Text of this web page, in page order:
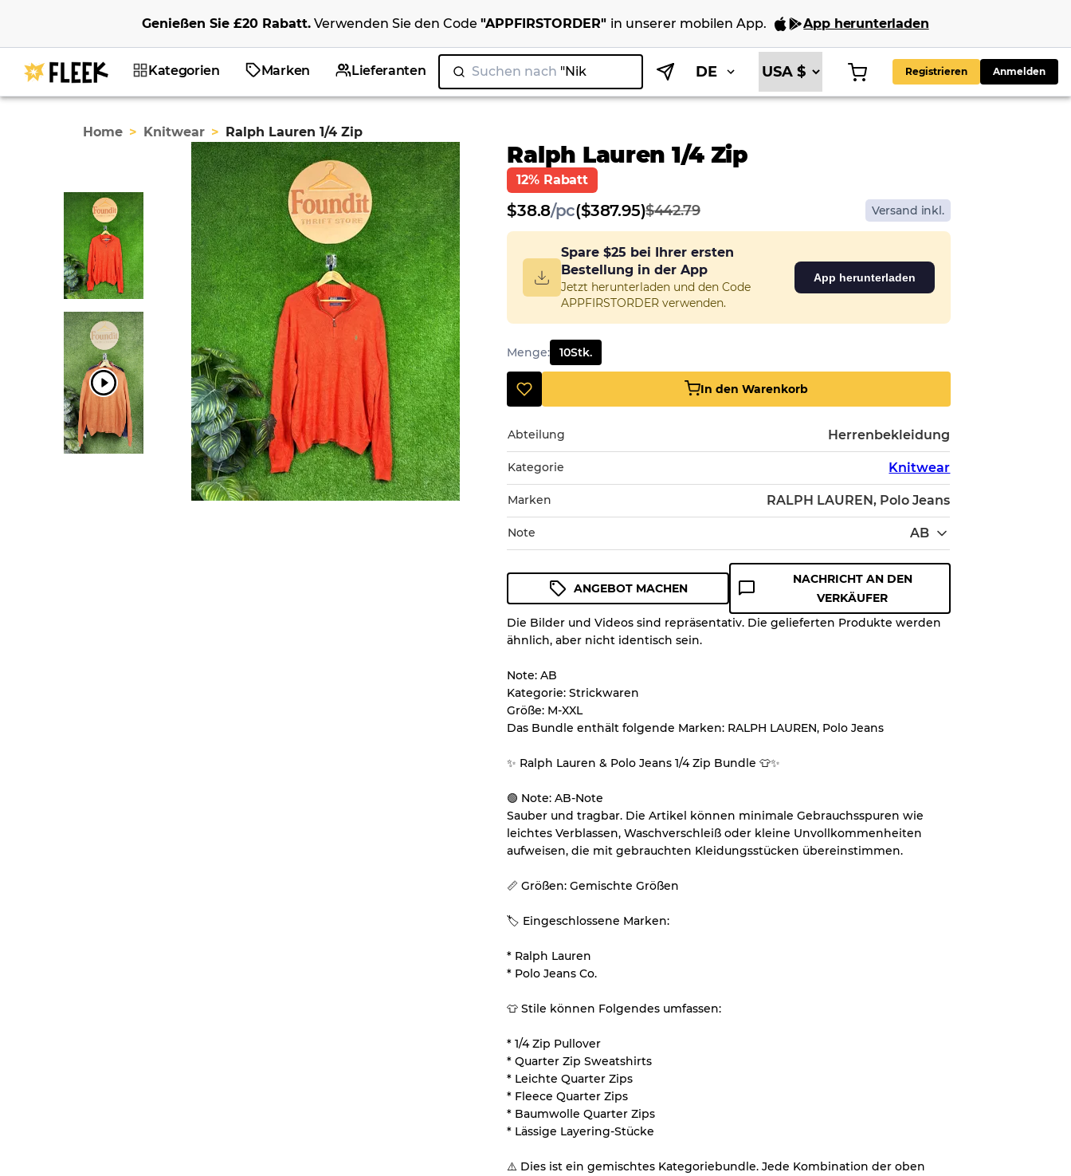
Genießen Sie£20 Rabatt. Verwenden Sie den Code"APPFIRSTORDER" in unserer mobilen App. App herunterladen
Kategorien Marken Lieferanten Suchen nach "Nike" DE Registrieren Anmelden
Home > Knitwear > Ralph Lauren 1/4 Zip
Ralph Lauren 1/4 Zip
12% Rabatt
$38.8/pc($387.95)$442.79 Versand inkl.
Spare $25 bei Ihrer ersten
Bestellung in der App
Jetzt herunterladen und den Code
APPFIRSTORDER verwenden.
App herunterladen
Menge: 10Stk.
In den Warenkorb
Abteilung Herrenbekleidung
Kategorie Knitwear
Marken RALPH LAUREN, Polo Jeans
Note AB
Zustandsrichtlinie
Alle Produkte enthalten eine Qualitätsstufe, damit Sie den
nachvollziehen können.
Es gibt eine Fehlermarge von bis zu
Großhandels
Note AFast neu, leichte Abnutzung
Note CSichtbare Abnutzung mit Flecken
Aufteilung für gemischte Ratios
Note AB
Note BC
Note ABC
ANGEBOT MACHEN
NACHRICHT AN DEN
VERKÄUFER
Die Bilder und Videos sind repräsentativ. Die gelieferten Produkte werden
ähnlich, aber nicht identisch sein.
Note: AB
Kategorie: Strickwaren
Größe: M-XXL
Das Bundle enthält folgende Marken: RALPH LAUREN, Polo Jeans
✨ Ralph Lauren & Polo Jeans 1/4 Zip Bundle 👕✨
🟢 Note: AB-Note
Sauber und tragbar. Die Artikel können minimale Gebrauchsspuren wie
leichtes Verblassen, Waschverschleiß oder kleine Unvollkommenheiten
aufweisen, die mit gebrauchten Kleidungsstücken übereinstimmen.
📏 Größen: Gemischte Größen
🏷 Eingeschlossene Marken:
* Ralph Lauren
* Polo Jeans Co.
👕 Stile können Folgendes umfassen:
* 1/4 Zip Pullover
* Quarter Zip Sweatshirts
* Leichte Quarter Zips
* Fleece Quarter Zips
* Baumwolle Quarter Zips
* Lässige Layering-Stücke
⚠️ Dies ist ein gemischtes Kategoriebundle. Jede Kombination der oben